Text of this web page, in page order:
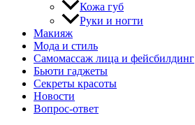
Кожа губ
Руки и ногти
Макияж
Мода и стиль
Самомассаж лица и фейсбилдинг
Бьюти гаджеты
Секреты красоты
Новости
Вопрос-ответ